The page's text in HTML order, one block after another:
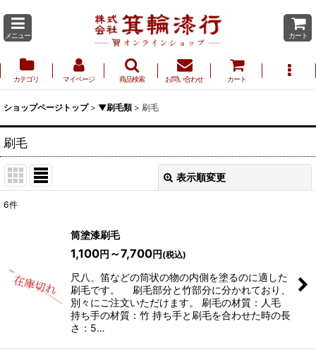
メニュー カート
カテゴリ マイページ 商品検索 お問い合わせ カート
ショップページトップ > ▼刷毛類 > 刷毛
刷毛
表示順変更
絞り込む
6件
筒塗漆刷毛
1,100円 ～7,700円 (税込)
尺八、笛などの筒状の物の内側を塗るのに適した
刷毛です。 刷毛部分と竹部分に分かれており、
別々にご注文いただけます。 刷毛の材質：人毛
持ち手の材質：竹 持ち手と刷毛を合わせた時の長
さ：5…